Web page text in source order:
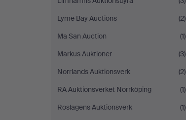
Lyme Bay Auctions
(2)
Ma San Auction
(1)
Markus Auktioner
(3)
Norrlands Auktionsverk
(2)
RA Auktionsverket Norrköping
(1)
Roslagens Auktionsverk
(1)